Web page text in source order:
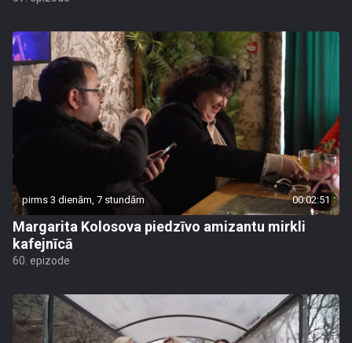
pirms 3 dienām, 7 stundām 00:02:51
Margarita Kolosova piedzīvo amizantu mirkli
kafejnīcā
60. epizode